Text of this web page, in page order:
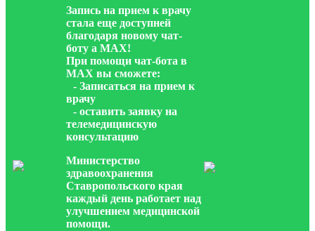
Запись на прием к врачу
стала еще доступней
благодаря новому чат-
боту а МАХ!
При помощи чат-бота в
МАХ вы сможете:
- Записаться на прием к
врачу
- оставить заявку на
телемедицинскую
консультацию
Министерство
здравоохранения
Ставропольского края
каждый день работает над
улучшением медицинской
помощи.